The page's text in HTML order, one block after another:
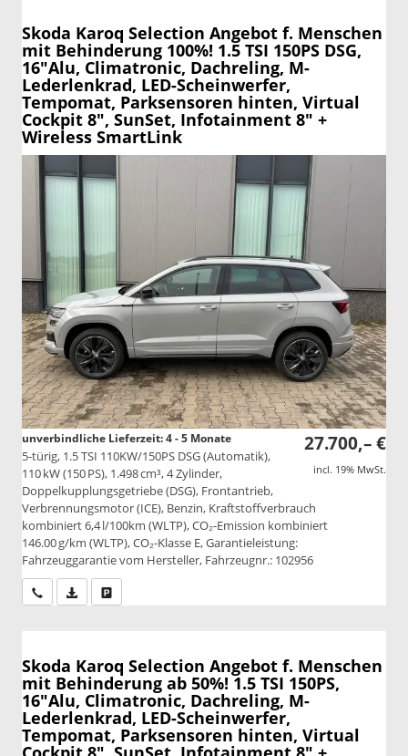
Skoda Karoq Selection Angebot f. Menschen
mit Behinderung 100%! 1.5 TSI 150PS DSG,
16"Alu, Climatronic, Dachreling, M-
Lederlenkrad, LED-Scheinwerfer,
Tempomat, Parksensoren hinten, Virtual
Cockpit 8", SunSet, Infotainment 8" +
Wireless SmartLink
27.700,– €
incl. 19% MwSt.
unverbindliche Lieferzeit: 4 - 5 Monate
5-türig, 1.5 TSI 110KW/150PS DSG (Automatik),
110 kW (150 PS), 1.498 cm³, 4 Zylinder,
Doppelkupplungsgetriebe (DSG), Frontantrieb,
Verbrennungsmotor (ICE), Benzin, Kraftstoffverbrauch
kombiniert 6,4 l/100km (WLTP), CO₂-Emission kombiniert
146.00 g/km (WLTP), CO₂-Klasse E, Garantieleistung:
Fahrzeuggarantie vom Hersteller, Fahrzeugnr.: 102956
Wir rufen Sie anPDF-Datei, Fahrzeugexposé drucken
Skoda Karoq Selection Angebot f. Menschen
mit Behinderung ab 50%! 1.5 TSI 150PS,
16"Alu, Climatronic, Dachreling, M-
Lederlenkrad, LED-Scheinwerfer,
Tempomat, Parksensoren hinten, Virtual